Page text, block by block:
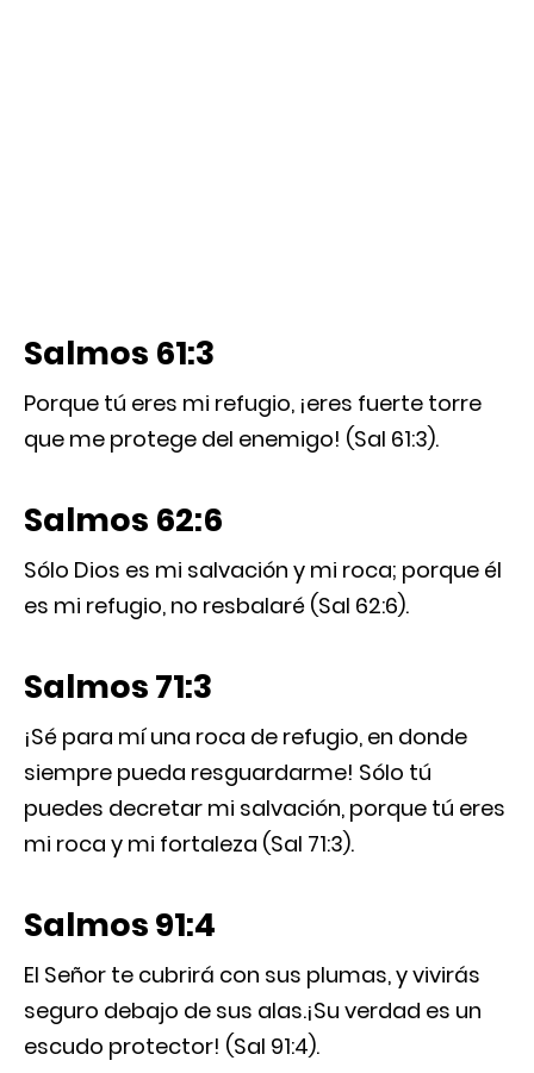
Salmos 61:3
Porque tú eres mi refugio, ¡eres fuerte torre
que me protege del enemigo! (Sal 61:3).
Salmos 62:6
Sólo Dios es mi salvación y mi roca; porque él
es mi refugio, no resbalaré (Sal 62:6).
Salmos 71:3
¡Sé para mí una roca de refugio, en donde
siempre pueda resguardarme! Sólo tú
puedes decretar mi salvación, porque tú eres
mi roca y mi fortaleza (Sal 71:3).
Salmos 91:4
El Señor te cubrirá con sus plumas, y vivirás
seguro debajo de sus alas.¡Su verdad es un
escudo protector! (Sal 91:4).